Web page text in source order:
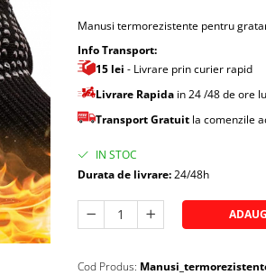
Manusi termorezistente pentru
Info Transport:
15 lei - Livrare prin curier rapid
Livrare Rapida in 24 /48 de ore
Transport Gratuit la comenzile
IN STOC
Durata de livrare:24/48h
Cod Produs: